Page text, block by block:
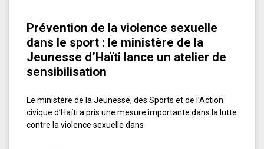
Prévention de la violence sexuelle
dans le sport : le ministère de la
Jeunesse d’Haïti lance un atelier de
sensibilisation
Le ministère de la Jeunesse, des Sports et de l’Action
civique d’Haïti a pris une mesure importante dans la lutte
contre la violence sexuelle dans